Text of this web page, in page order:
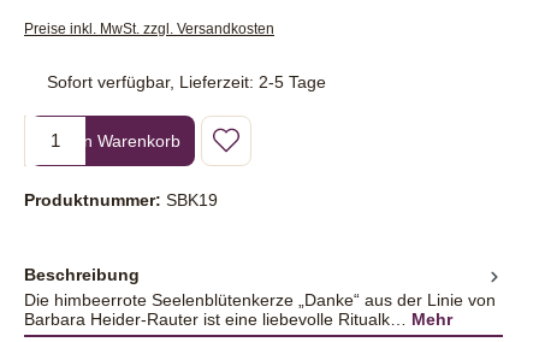
Preise inkl. MwSt. zzgl. Versandkosten
Sofort verfügbar, Lieferzeit: 2-5 Tage
Produkt Anzahl: Gib den gewünschten Wert ein oder benutze die
In den Warenkorb
Produktnummer: SBK19
Beschreibung
Die himbeerrote Seelenblütenkerze „Danke“ aus der Linie von
Barbara Heider-Rauter ist eine liebevolle Ritualk… Mehr